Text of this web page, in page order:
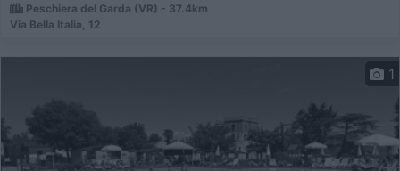
Peschiera del Garda (VR) - 37.4km
Via Bella Italia, 12
1